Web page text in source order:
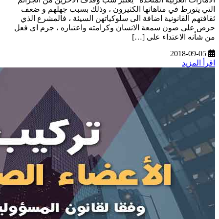
التي يتورط في متاهاتها الكثيرون ، وذلك بسبب جهلهم و ضعف
ثقافتهم القانونية اضافة الى سلوكياتهن السيئة ، فالمشرع الذي
حرص على صون سمعة الانسان وكرامته واعتباره ، جرم اي فعل
من شأنه الاعتداء على […]
2018-09-05
اقرأ المزيد